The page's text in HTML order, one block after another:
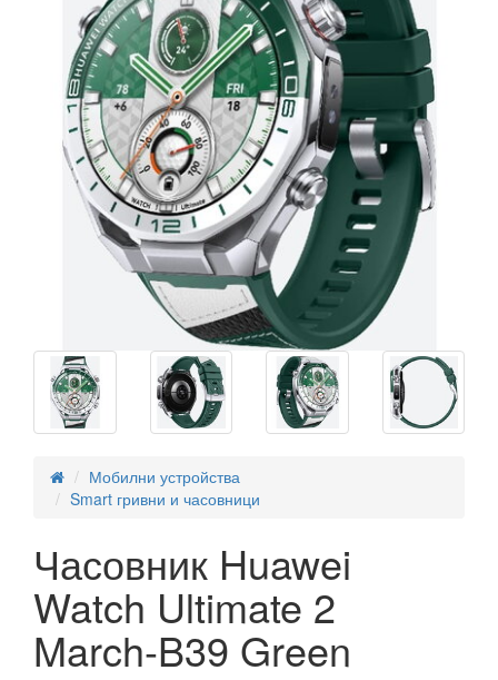
Мобилни устройства
Smart гривни и часовници
Часовник Huawei
Watch Ultimate 2
March-B39 Green